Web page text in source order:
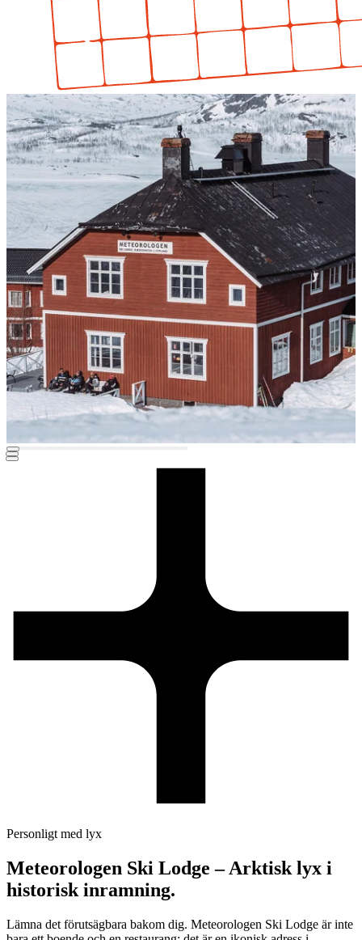
Personligt med lyx
Meteorologen Ski Lodge – Arktisk lyx i
historisk inramning.
Lämna det förutsägbara bakom dig. Meteorologen Ski Lodge är inte